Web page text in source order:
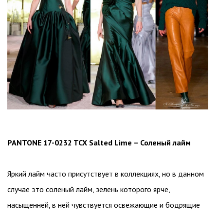
PANTONE 17-0232 TCX Salted Lime – Соленый лайм
Яркий лайм часто присутствует в коллекциях, но в данном
случае это соленый лайм, зелень которого ярче,
насыщенней, в ней чувствуется освежающие и бодрящие